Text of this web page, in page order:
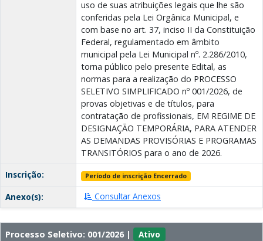
uso de suas atribuições legais que lhe são
conferidas pela Lei Orgânica Municipal, e
com base no art. 37, inciso II da Constituição
Federal, regulamentado em âmbito
municipal pela Lei Municipal nº. 2.286/2010,
torna público pelo presente Edital, as
normas para a realização do PROCESSO
SELETIVO SIMPLIFICADO nº 001/2026, de
provas objetivas e de títulos, para
contratação de profissionais, EM REGIME DE
DESIGNAÇÃO TEMPORÁRIA, PARA ATENDER
AS DEMANDAS PROVISÓRIAS E PROGRAMAS
TRANSITÓRIOS para o ano de 2026.
Inscrição:
Período de inscrição Encerrado
Anexo(s): Consultar Anexos
Processo Seletivo: 001/2026 | Ativo